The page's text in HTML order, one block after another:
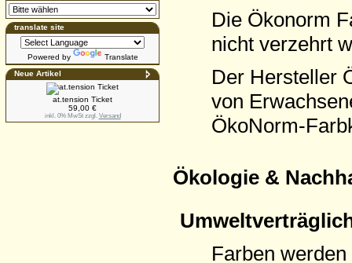
translate site
Powered by
Translate
Neue Artikel
at.tension Ticket
59,00 €
inkl. 0% MwSt zzgl. Versand
Die Ökonorm
nicht verzehrt
Der Hersteller
von
ÖkoNorm-
Ökologie &
Farben